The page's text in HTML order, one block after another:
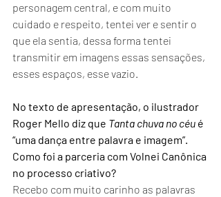
personagem central, e com muito
cuidado e respeito, tentei ver e sentir o
que ela sentia, dessa forma tentei
transmitir em imagens essas sensações,
esses espaços, esse vazio.
No texto de apresentação, o ilustrador
Roger Mello diz que Tanta chuva no céu é
“uma dança entre palavra e imagem”.
Como foi a parceria com Volnei Canônica
no processo criativo?
Recebo com muito carinho as palavras